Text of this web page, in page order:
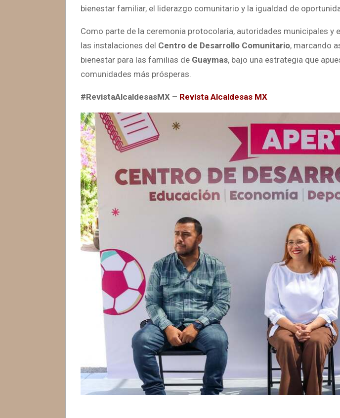
bienestar familiar, el liderazgo comunitario y la igualdad de
Como parte de la ceremonia protocolaria, autoridades municipales
las instalaciones del Centro de Desarrollo Comunitario, marcando
bienestar para las familias de Guaymas, bajo una estrategia que
comunidades más prósperas.
#RevistaAlcaldesasMX – Revista Alcaldesas MX